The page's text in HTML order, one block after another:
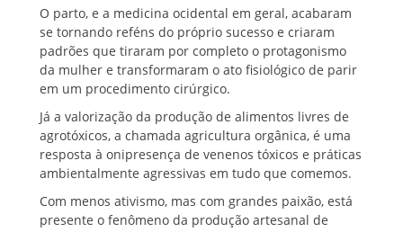
O parto, e a medicina ocidental em geral, acabaram
se tornando reféns do próprio sucesso e criaram
padrões que tiraram por completo o protagonismo
da mulher e transformaram o ato fisiológico de parir
em um procedimento cirúrgico.
Já a valorização da produção de alimentos livres de
agrotóxicos, a chamada agricultura orgânica, é uma
resposta à onipresença de venenos tóxicos e práticas
ambientalmente agressivas em tudo que comemos.
Com menos ativismo, mas com grandes paixão, está
presente o fenômeno da produção artesanal de